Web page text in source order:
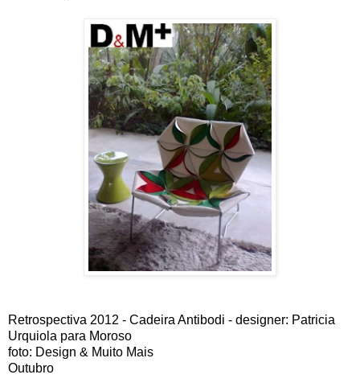
Retrospectiva 2012 - Cadeira Antibodi - designer: Patricia
Urquiola para Moroso
foto: Design & Muito Mais
Outubro